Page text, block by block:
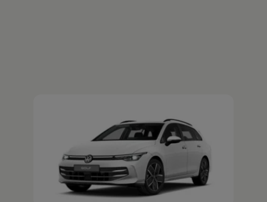
Warn- und Kontrollleuchten
Assistenzsysteme
Digitale Betriebsanleitung
Live Beratung
Magazin
Lifestyle
Transport
Familie